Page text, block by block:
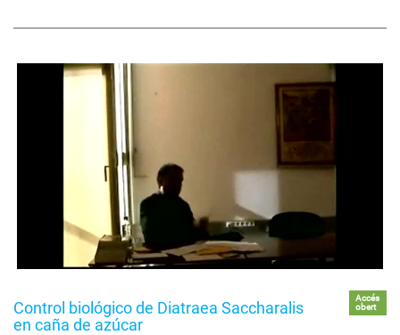
Control biológico de Diatraea Saccharalis
en caña de azúcar
Accés
obert